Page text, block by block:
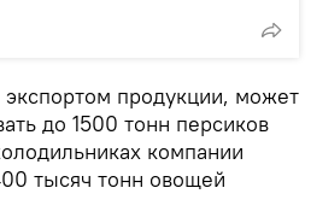
продукции, может
до 1500 тонн персиков
компании
тысяч тонн овощей